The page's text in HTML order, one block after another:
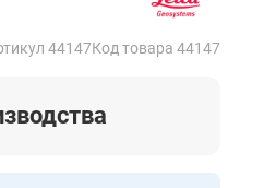
44147Код товара 44147